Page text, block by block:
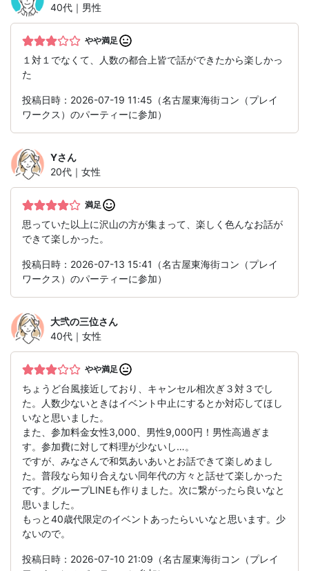
40代｜男性
やや満足
１対１でなくて、人数の都合上皆で話ができたから楽しかっ
た
投稿日時：2026-07-19 11:45（名古屋東海街コン（プレイ
ワークス）のパーティーに参加）
Yさん
20代｜女性
満足
思っていた以上に沢山の方が集まって、楽しく色んなお話が
できて楽しかった。
投稿日時：2026-07-13 15:41（名古屋東海街コン（プレイ
ワークス）のパーティーに参加）
大弐の三位さん
40代｜女性
やや満足
ちょうど台風接近しており、キャンセル相次ぎ３対３でし
た。人数少ないときはイベント中止にするとか対応してほし
いなと思いました。
また、参加料金女性3,000、男性9,000円！男性高過ぎま
す。参加費に対して料理が少ないし…。
ですが、みなさんで和気あいあいとお話できて楽しめまし
た。普段なら知り合えない同年代の方々と話せて楽しかった
です。グループLINEも作りました。次に繋がったら良いなと
思いました。
もっと40歳代限定のイベントあったらいいなと思います。少
ないので。
投稿日時：2026-07-10 21:09（名古屋東海街コン（プレイ